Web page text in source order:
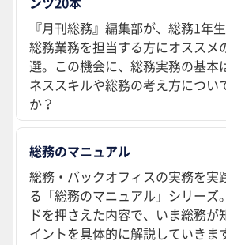
『月刊総務』編集部が、総務1年
総務業務を担当する方にオススメ
選。この機会に、総務実務の基本
ネススキルや総務の考え方につい
か？
総務のマニュアル
総務・バックオフィスの実務を実
る「総務のマニュアル」シリーズ
ドを押さえた内容で、いま総務が
イントを具体的に解説していきま